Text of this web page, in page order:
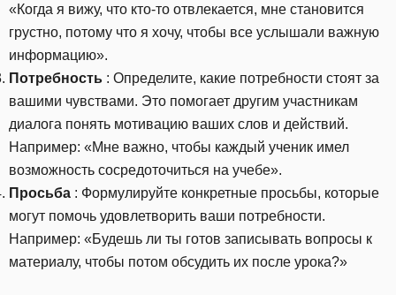
«Когда я вижу, что кто-то отвлекается, мне становится
грустно, потому что я хочу, чтобы все услышали важную
информацию».
Потребность : Определите, какие потребности стоят за
вашими чувствами. Это помогает другим участникам
диалога понять мотивацию ваших слов и действий.
Например: «Мне важно, чтобы каждый ученик имел
возможность сосредоточиться на учебе».
Просьба : Формулируйте конкретные просьбы, которые
могут помочь удовлетворить ваши потребности.
Например: «Будешь ли ты готов записывать вопросы к
материалу, чтобы потом обсудить их после урока?»